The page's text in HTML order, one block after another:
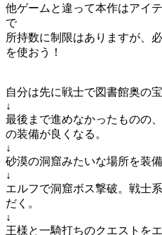
他ゲームと違って本作はアイ
で
所持数に制限はありますが、
を使おう！
自分は先に戦士で図書館奥の
↓
最後まで進めなかったものの
の装備が良くなる。
↓
砂漠の洞窟みたいな場所を装
↓
エルフで洞窟ボス撃破。戦士
だく。
↓
王様と一騎打ちのクエストを